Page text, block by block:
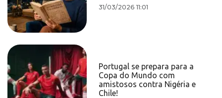
31/03/2026 11:01
Portugal se prepara para a
Copa do Mundo com
amistosos contra Nigéria e
Chile!